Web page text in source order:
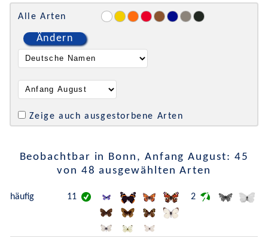
Alle Arten
Ändern
Zeige auch ausgestorbene Arten
Beobachtbar in Bonn, Anfang August: 45
von 48 ausgewählten Arten
häufig 11 2